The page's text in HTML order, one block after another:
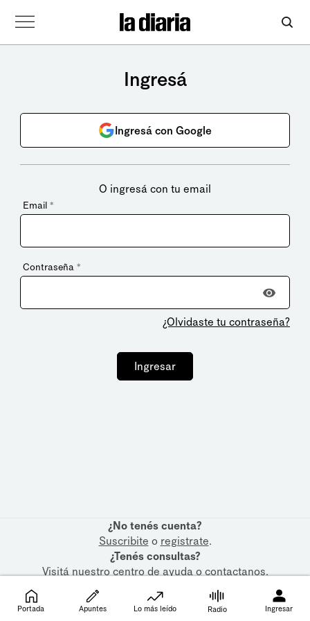
Ingresá
Ingresá con Google
O ingresá con tu email
Email *
Contraseña *
¿Olvidaste tu contraseña?
Ingresar
¿No tenés cuenta?
Suscribite o registrate.
¿Tenés consultas?
Visitá nuestrocentro de ayudaocontactanos.
Portada Apuntes Lo más leído Radio Ingresar